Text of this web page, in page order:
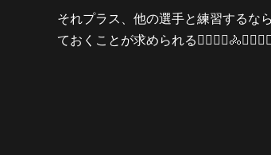
それプラス、他の選手と練習するな
ておくことが求められる